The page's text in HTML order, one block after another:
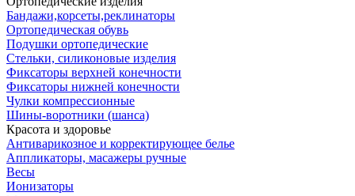
Бандажи,корсеты,реклинаторы
Ортопедическая обувь
Подушки ортопедические
Стельки, силиконовые изделия
Фиксаторы верхней конечности
Фиксаторы нижней конечности
Чулки компрессионные
Шины-воротники (шанса)
Красота и здоровье
Антиварикозное и корректирующее белье
Аппликаторы, масажеры ручные
Весы
Ионизаторы